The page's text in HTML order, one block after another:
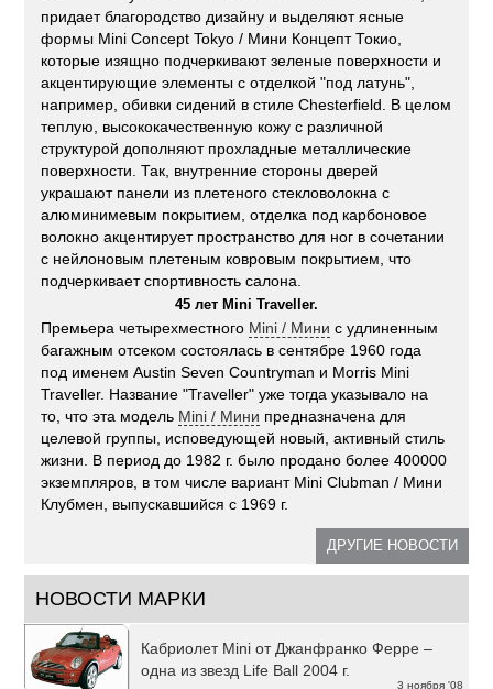
придает благородство дизайну и выделяют ясные
формы Mini Concept Tokyo / Мини Концепт Токио,
которые изящно подчеркивают зеленые поверхности и
акцентирующие элементы с отделкой "под латунь",
например, обивки сидений в стиле Chesterfield. В целом
теплую, высококачественную кожу с различной
структурой дополняют прохладные металлические
поверхности. Так, внутренние стороны дверей
украшают панели из плетеного стекловолокна с
алюминимевым покрытием, отделка под карбоновое
волокно акцентирует пространство для ног в сочетании
с нейлоновым плетеным ковровым покрытием, что
подчеркивает спортивность салона.
45 лет Mini Traveller.
Премьера четырехместного Mini / Мини с удлиненным
багажным отсеком состоялась в сентябре 1960 года
под именем Austin Seven Countryman и Morris Mini
Traveller. Название "Traveller" уже тогда указывало на
то, что эта модель Mini / Мини предназначена для
целевой группы, исповедующей новый, активный стиль
жизни. В период до 1982 г. было продано более 400000
экземпляров, в том числе вариант Mini Clubman / Мини
Клубмен, выпускавшийся с 1969 г.
ДРУГИЕ НОВОСТИ
НОВОСТИ МАРКИ
3 ноября '08
Кабриолет Mini от Джанфранко Ферре –
одна из звезд Life Ball 2004 г.